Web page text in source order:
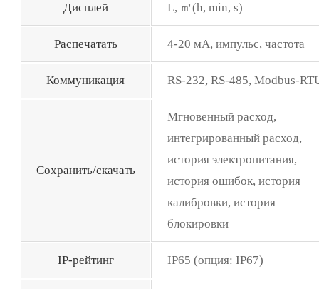
Дисплей L, ㎥(h, min, s)
Распечатать 4-20 мА, импульс, частота
Коммуникация RS-232, RS-485, Modbus-
Сохранить/скачать
Мгновенный расход,
интегрированный расход,
история электропитания,
история ошибок, история
калибровки, история
блокировки
IP-рейтинг IP65 (опция: IP67)